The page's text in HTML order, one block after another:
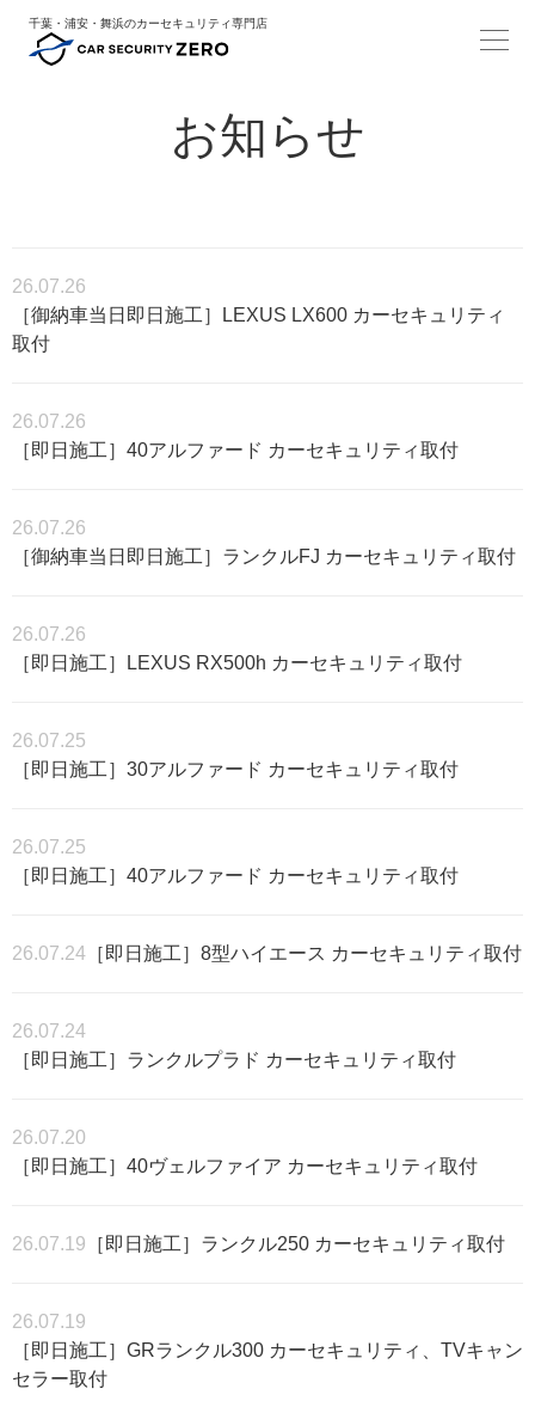
千葉・浦安・舞浜のカーセキュリティ専門店
お知らせ
26.07.26
［御納車当日即日施工］LEXUS LX600 カーセキュリティ
取付
26.07.26
［即日施工］40アルファード カーセキュリティ取付
26.07.26
［御納車当日即日施工］ランクルFJ カーセキュリティ取付
26.07.26
［即日施工］LEXUS RX500h カーセキュリティ取付
26.07.25
［即日施工］30アルファード カーセキュリティ取付
26.07.25
［即日施工］40アルファード カーセキュリティ取付
26.07.24 ［即日施工］8型ハイエース カーセキュリティ取付
26.07.24
［即日施工］ランクルプラド カーセキュリティ取付
26.07.20
［即日施工］40ヴェルファイア カーセキュリティ取付
26.07.19 ［即日施工］ランクル250 カーセキュリティ取付
26.07.19
［即日施工］GRランクル300 カーセキュリティ、TVキャン
セラー取付